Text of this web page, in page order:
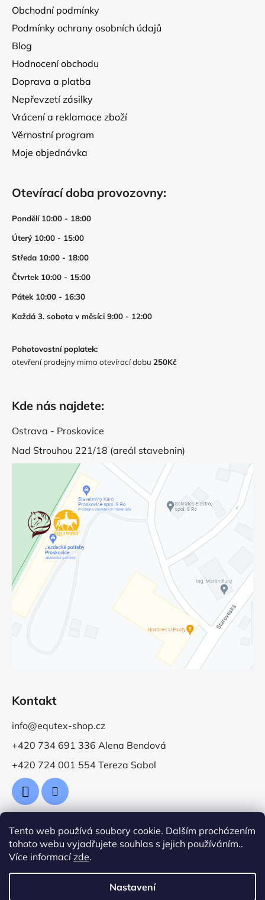
Tento web používá soubory cookie. Dalším procházením
tohoto webu vyjadřujete souhlas s jejich používáním..
Více informacízde.
Nastavení
Obchodní podmínky
Podmínky ochrany osobních údajů
Blog
Hodnocení obchodu
Doprava a platba
Nepřevzetí zásilky
Vrácení a reklamace zboží
Věrnostní program
Moje objednávka
Otevírací doba provozovny:
Pondělí 10:00 - 18:00
Úterý 10:00 - 15:00
Středa 10:00 - 18:00
Čtvrtek 10:00 - 15:00
Pátek 10:00 - 16:30
Každá 3. sobota v měsíci 9:00 - 12:00
Pohotovostní poplatek:
otevření prodejny mimo otevírací dobu 250Kč
Kde nás najdete:
Ostrava - Proskovice
Nad Strouhou 221/18 (areál stavebnin)
Kontakt
info@equtex-shop.cz
+420 734 691 336 Alena Bendová
+420 724 001 554 Tereza Sabol
Přijímáme online platby